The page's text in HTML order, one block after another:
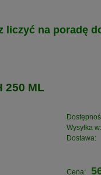
liczyć na poradę
250 ML
Wysyłka w:
Dostawa:
Cena: